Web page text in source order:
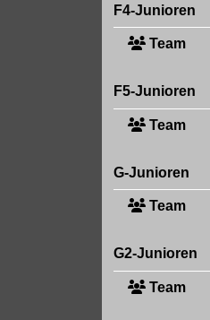
F4-Junioren
Team
F5-Junioren
Team
G-Junioren
Team
G2-Junioren
Team